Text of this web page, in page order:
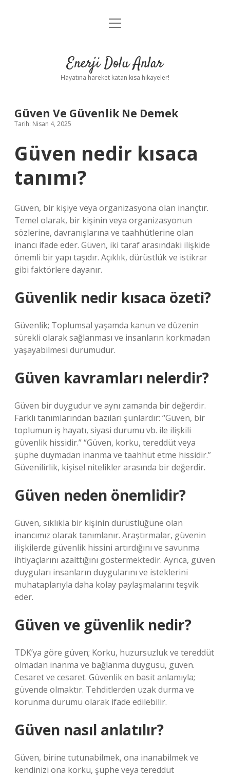
Anasayfa
Yasal Uyarı
menüyü
Enerji Dolu Anlar
Hayatına hareket katan kısa hikayeler!
Güven Ve Güvenlik Ne Demek
Tarih: Nisan 4, 2025
Güven nedir kısaca
tanımı?
Güven, bir kişiye veya organizasyona olan inançtır.
Temel olarak, bir kişinin veya organizasyonun
sözlerine, davranışlarına ve taahhütlerine olan
inancı ifade eder. Güven, iki taraf arasındaki ilişkide
önemli bir yapı taşıdır. Açıklık, dürüstlük ve istikrar
gibi faktörlere dayanır.
Güvenlik nedir kısaca özeti?
Güvenlik; Toplumsal yaşamda kanun ve düzenin
sürekli olarak sağlanması ve insanların korkmadan
yaşayabilmesi durumudur.
Güven kavramları nelerdir?
Güven bir duygudur ve aynı zamanda bir değerdir.
Farklı tanımlarından bazıları şunlardır: “Güven, bir
toplumun iş hayatı, siyasi durumu vb. ile ilişkili
güvenlik hissidir.” “Güven, korku, tereddüt veya
şüphe duymadan inanma ve taahhüt etme hissidir.”
Güvenilirlik, kişisel nitelikler arasında bir değerdir.
Güven neden önemlidir?
Güven, sıklıkla bir kişinin dürüstlüğüne olan
inancımız olarak tanımlanır. Araştırmalar, güvenin
ilişkilerde güvenlik hissini artırdığını ve savunma
ihtiyaçlarını azalttığını göstermektedir. Ayrıca, güven
duyguları insanların duygularını ve isteklerini
muhataplarıyla daha kolay paylaşmalarını teşvik
eder.
Güven ve güvenlik nedir?
TDK’ya göre güven; Korku, huzursuzluk ve tereddüt
olmadan inanma ve bağlanma duygusu, güven.
Cesaret ve cesaret. Güvenlik en basit anlamıyla;
güvende olmaktır. Tehditlerden uzak durma ve
korunma durumu olarak ifade edilebilir.
Güven nasıl anlatılır?
Güven, birine tutunabilmek, ona inanabilmek ve
kendinizi ona korku, şüphe veya tereddüt